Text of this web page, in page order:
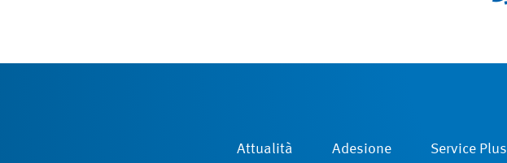
Attualità Adesione Service Plus